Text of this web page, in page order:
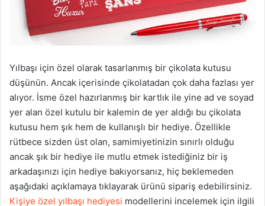
Yılbaşı için özel olarak tasarlanmış bir çikolata kutusu
düşünün. Ancak içerisinde çikolatadan çok daha fazlası yer
alıyor. İsme özel hazırlanmış bir kartlık ile yine ad ve soyad
yer alan özel kutulu bir kalemin de yer aldığı bu çikolata
kutusu hem şık hem de kullanışlı bir hediye. Özellikle
rütbece sizden üst olan, samimiyetinizin sınırlı olduğu
ancak şık bir hediye ile mutlu etmek istediğiniz bir iş
arkadaşınızı için hediye bakıyorsanız, hiç beklemeden
aşağıdaki açıklamaya tıklayarak ürünü sipariş edebilirsiniz.
Kişiye özel yılbaşı hediyesi modellerini incelemek için ilgili